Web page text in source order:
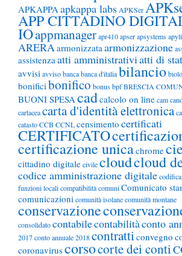
APKAPPAapkappa labs APKSer
APP CITTADINO
IOappmanagerapr410apserapsystems
ARERAarmonizzataarmonizzazione
assistenzaatti amministrativiatti di
avvisiavvisobancabanca d'italiabilancio
bonificibonifico bonusbpfBRESCIA
BUONI SPESAcadcalcolo on linecam
cartaceacarta d'identità elettronica
catastoCCB CCNLcensimento certificati
CERTIFICATO
certificazione unicachromecie
cittadino digitalecivilecloudcloud
codice amministrazione digitale
funzioni localicompatibilitàcomuniComunicato
comunicazionicomunità isolanecomunità montane
conservazione
consolidatocontabilecontabilitàconto
2017conto annuale 2018contratticonvegno
coronaviruscorsocorte dei conti